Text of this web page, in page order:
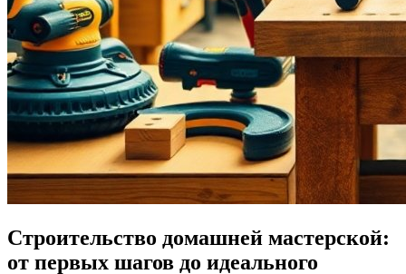
Строительство домашней мастерской:
от первых шагов до идеального